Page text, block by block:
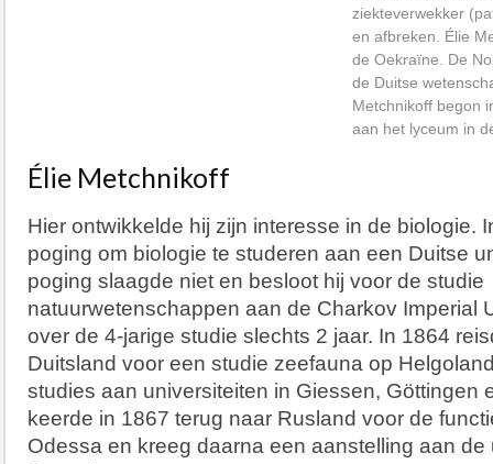
ziekteverwekker
en afbreken. Élie
de Oekraïne. De
de Duitse
Metchnikoff begon
aan het lyceum in
Élie Metchnikoff
Hier ontwikkelde hij zijn interesse in de biologie.
poging om biologie te studeren aan een Duitse
poging slaagde niet en besloot hij voor de studie
natuurwetenschappen aan de Charkov Imperial
over de 4-jarige studie slechts 2 jaar. In 1864
Duitsland voor een studie zeefauna op
studies aan universiteiten in Giessen, Göttingen
keerde in 1867 terug naar Rusland voor de
Odessa en kreeg daarna een aanstelling aan de